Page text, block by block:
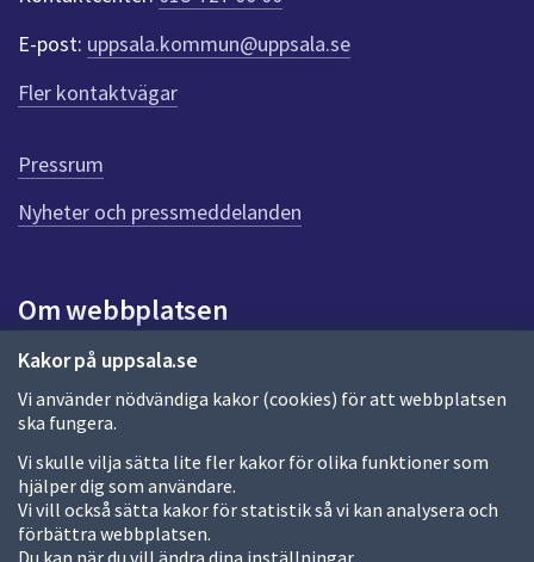
Kakor på uppsala.se
Vi använder nödvändiga kakor (cookies) för att webbplatsen
ska fungera.
Vi skulle vilja sätta lite fler kakor för olika funktioner som
hjälper dig som användare.
Vi vill också sätta kakor för statistik så vi kan analysera och
förbättra webbplatsen.
Du kan när du vill ändra dina inställningar.
e
r
f
ö
r
e
n
n
a
d
a
E-post: uppsala.kommun@uppsala.se
Fler kontaktvägar
Pressrum
Nyheter och pressmeddelanden
Om webbplatsen
Om webbplatsen
Allmänna handlingar och diarium
Behandling av personuppgifter
Kakor
Språk (other languages)